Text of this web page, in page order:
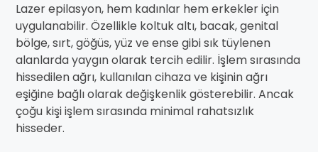
Lazer epilasyon, hem kadınlar hem erkekler için
uygulanabilir. Özellikle koltuk altı, bacak, genital
bölge, sırt, göğüs, yüz ve ense gibi sık tüylenen
alanlarda yaygın olarak tercih edilir. İşlem sırasında
hissedilen ağrı, kullanılan cihaza ve kişinin ağrı
eşiğine bağlı olarak değişkenlik gösterebilir. Ancak
çoğu kişi işlem sırasında minimal rahatsızlık
hisseder.